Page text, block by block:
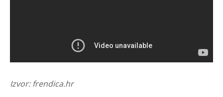
Izvor: frendica.hr